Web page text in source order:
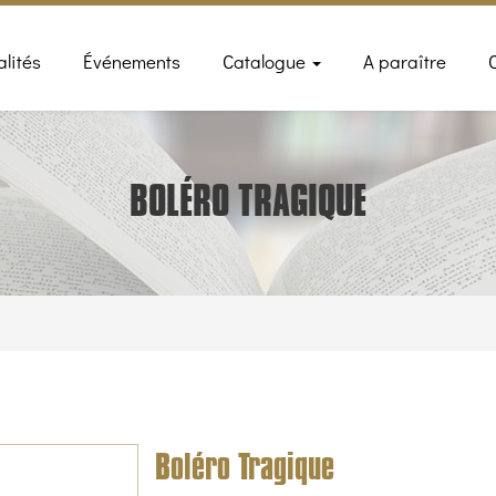
Événements Catalogue A paraître
BOLÉRO TRAGIQUE
Boléro Tragique